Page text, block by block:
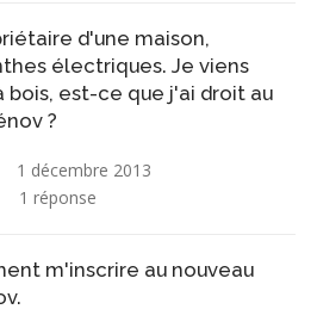
d'une maison,
électriques. Je viens
est-ce que j'ai droit au
?
1 décembre 2013
1 réponse
m'inscrire au nouveau